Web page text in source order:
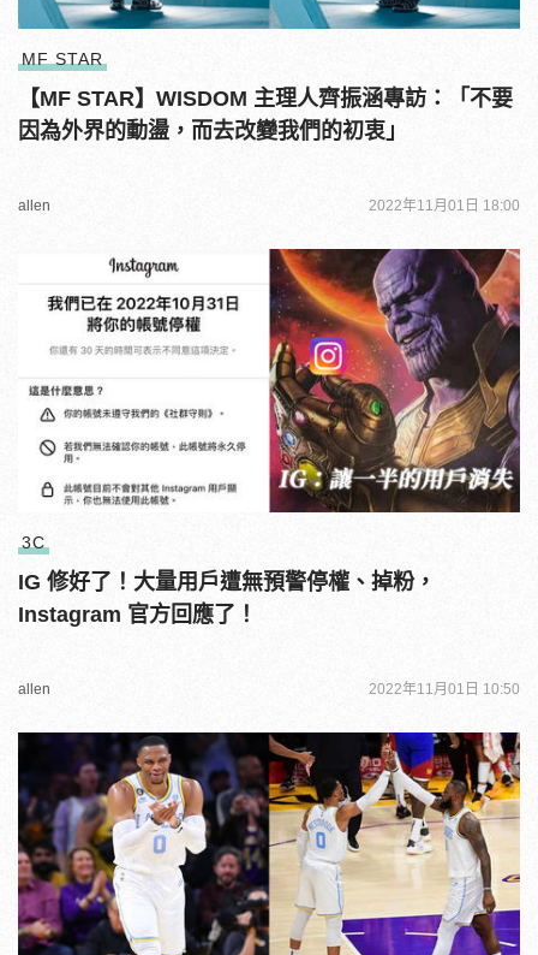
MF STAR
【MF STAR】WISDOM 主理人齊振涵專訪：「不要
因為外界的動盪，而去改變我們的初衷」
allen 2022年11月01日 18:00
3C
IG 修好了！大量用戶遭無預警停權、掉粉，
Instagram 官方回應了！
allen 2022年11月01日 10:50